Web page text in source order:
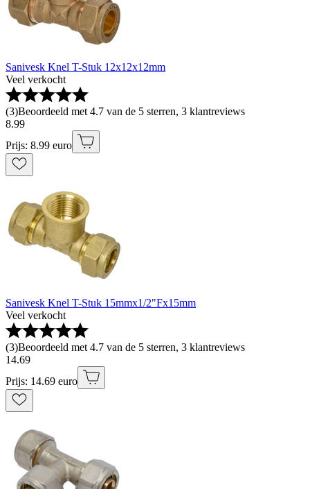
Sanivesk Knel T-Stuk 12x12x12mm
Veel verkocht
(3)Beoordeeld met 4.7 van de 5 sterren, 3 klantreviews
8.99
Prijs: 8.99 euro
Sanivesk Knel T-Stuk 15mmx1/2"Fx15mm
Veel verkocht
(3)Beoordeeld met 4.7 van de 5 sterren, 3 klantreviews
14.69
Prijs: 14.69 euro